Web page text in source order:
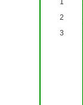
1
2
3